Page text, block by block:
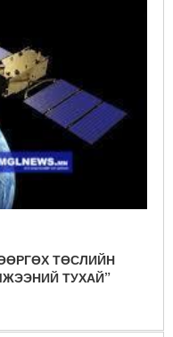
ТӨСЛИЙН
ТУХАЙ”